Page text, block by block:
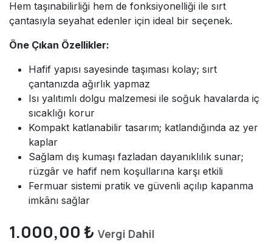
Hem taşınabilirliği hem de fonksiyonelliği ile sırt
çantasıyla seyahat edenler için ideal bir seçenek.
Öne Çıkan Özellikler:
Hafif yapısı sayesinde taşıması kolay; sırt
çantanızda ağırlık yapmaz
Isı yalıtımlı dolgu malzemesi ile soğuk havalarda iç
sıcaklığı korur
Kompakt katlanabilir tasarım; katlandığında az yer
kaplar
Sağlam dış kumaşı fazladan dayanıklılık sunar;
rüzgâr ve hafif nem koşullarına karşı etkili
Fermuar sistemi pratik ve güvenli açılıp kapanma
imkânı sağlar
1.000,00 ₺ Vergi Dahil